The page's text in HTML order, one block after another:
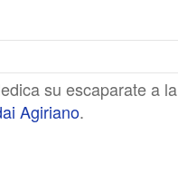
su escaparate a la
Agiriano.